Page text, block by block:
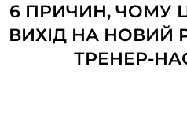
6 ПРИЧИН, ЧОМУ
ВИХІД НА НОВИЙ
ТРЕНЕР-